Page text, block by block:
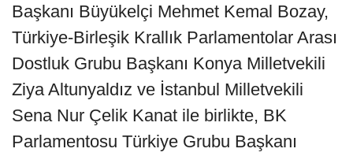
Başkanı Büyükelçi Mehmet Kemal Bozay,
Türkiye-Birleşik Krallık Parlamentolar Arası
Dostluk Grubu Başkanı Konya Milletvekili
Ziya Altunyaldız ve İstanbul Milletvekili
Sena Nur Çelik Kanat ile birlikte, BK
Parlamentosu Türkiye Grubu Başkanı